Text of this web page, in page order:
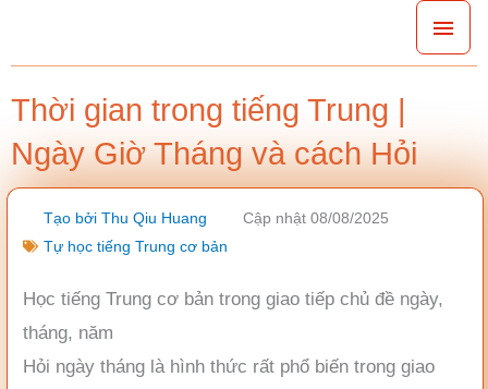
dung
Thời gian trong tiếng Trung |
Ngày Giờ Tháng và cách Hỏi
Tạo bởi Thu Qiu Huang
Cập nhật 08/08/2025
Tự học tiếng Trung cơ bản
Học tiếng Trung cơ bản trong giao tiếp chủ đề ngày,
tháng, năm
Hỏi ngày tháng là hình thức rất phổ biến trong giao